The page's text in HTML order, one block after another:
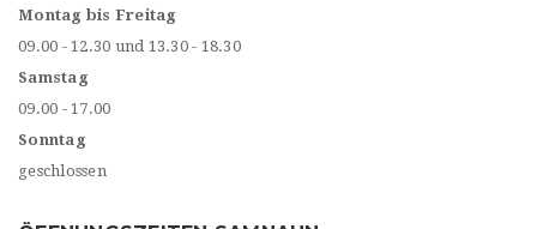
Montag bis Freitag
09.00 - 12.30 und 13.30 - 18.30
Samstag
09.00 - 17.00
Sonntag
geschlossen